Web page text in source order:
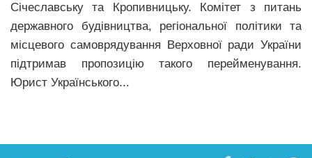
Наука
Технології
Історії
Січеславську та Кропивницьку. Комітет з питань
державного будівництва, регіональної політики та
місцевого самоврядування Верховної ради України
підтримав пропозицію такого перейменування.
Юрист Українського...